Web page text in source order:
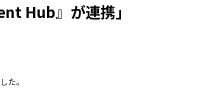
Hub』が連携」
た。